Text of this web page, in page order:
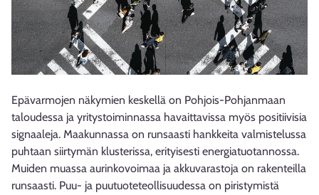
Epävarmojen näkymien keskellä on Pohjois-Pohjanmaan
taloudessa ja yritystoiminnassa havaittavissa myös positiivisia
signaaleja. Maakunnassa on runsaasti hankkeita valmistelussa
puhtaan siirtymän klusterissa, erityisesti energiatuotannossa.
Muiden muassa aurinkovoimaa ja akkuvarastoja on rakenteilla
runsaasti. Puu- ja puutuoteteollisuudessa on piristymistä